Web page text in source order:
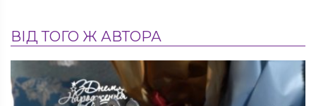
ВІД ТОГО Ж АВТОРА